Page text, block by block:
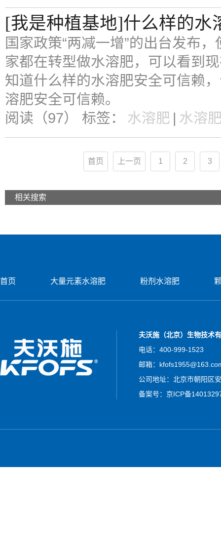
[我是种植基地]什么样的水
国家政策“两减一增”的出台发布
家都在转型做水溶肥，可以看到
知道什么样的水溶肥安全可信赖
溶肥安全可信赖。
阅读（97） 标签： 水溶肥 | 水溶
首页 上一页 1 2 3
相关搜索
首页 大量元素水溶肥 粉剂水溶肥
夫沃施（北京）生物技术
电话：400-999-1523
邮箱：
公司地址：北京市朝阳区
备案号： 京ICP备